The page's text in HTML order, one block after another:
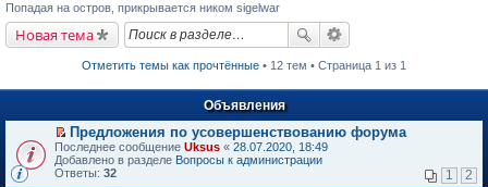
Попадая на остров, прикрывается ником sigelwar
Новая тема
Отметить темы как прочтённые • 12 тем • Страница 1 из 1
Объявления
П
е
р
Предложения по усовершенствованию форума
Последнее сообщение Uksus « 28.07.2020, 18:49
Добавлено в разделе Вопросы к администрации
Ответы: 32 1 2